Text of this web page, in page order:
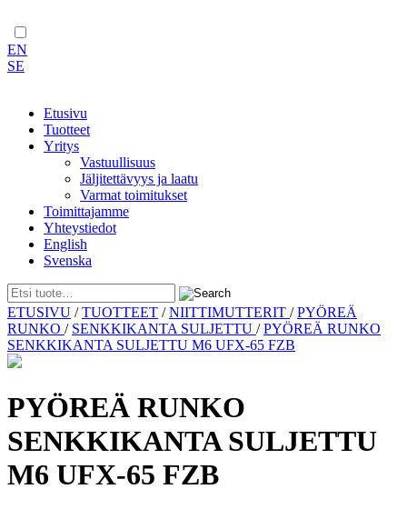
EN
SE
Etusivu
Tuotteet
Yritys
Vastuullisuus
Jäljitettävyys ja laatu
Varmat toimitukset
Toimittajamme
Yhteystiedot
English
Svenska
Skip
to
content
ETUSIVU /TUOTTEET /NIITTIMUTTERIT /PYÖREÄ
RUNKO / SENKKIKANTA SULJETTU /PYÖREÄ RUNKO
SENKKIKANTA SULJETTU M6 UFX-65 FZB
PYÖREÄ RUNKO
SENKKIKANTA SULJETTU
M6 UFX-65 FZB